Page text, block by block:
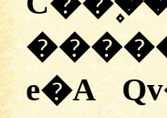
e�A